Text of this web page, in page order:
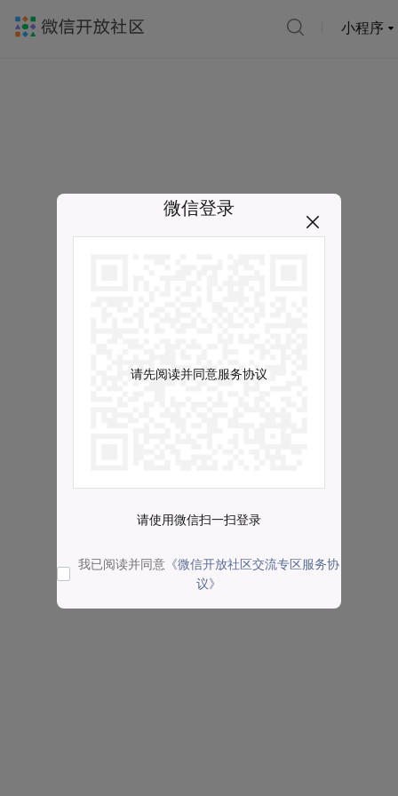
小程序
微信登录
请先阅读并同意服务协议
请使用微信扫一扫登录
我已阅读并同意 《微信开放社区交流专区服务协
议》